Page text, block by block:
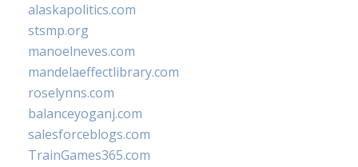
alaskapolitics.com
stsmp.org
manoelneves.com
mandelaeffectlibrary.com
roselynns.com
balanceyoganj.com
salesforceblogs.com
TrainGames365.com